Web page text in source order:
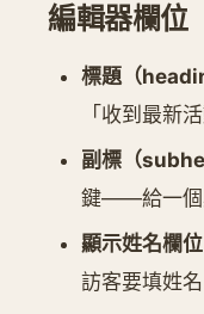
編輯器欄位
標題（
「收到最新
副標（
鍵——給一個
顯示姓名欄
訪客要填姓